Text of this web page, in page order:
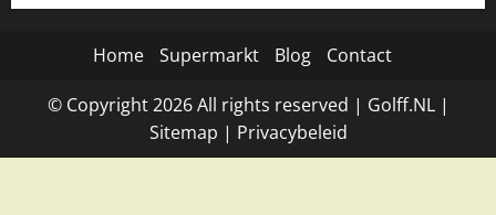
Home Supermarkt Blog Contact
© Copyright2026All rights reserved | Golff.NL|
Sitemap | Privacybeleid